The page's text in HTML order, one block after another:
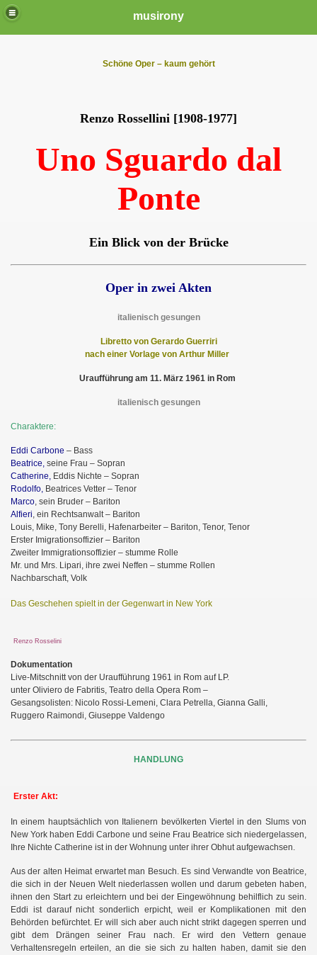
musirony
Schöne Oper – kaum gehört
Renzo Rossellini [1908-1977]
Uno Sguardo dal
Ponte
Ein Blick von der Brücke
Oper in zwei Akten
italienisch gesungen
Libretto von Gerardo Guerriri
nach einer Vorlage von Arthur Miller
Uraufführung am 11. März 1961 in Rom
italienisch gesungen
Charaktere:
Eddi Carbone – Bass
Beatrice, seine Frau – Sopran
Catherine, Eddis Nichte – Sopran
Rodolfo, Beatrices Vetter – Tenor
Marco, sein Bruder – Bariton
Alfieri, ein Rechtsanwalt – Bariton
Louis, Mike, Tony Berelli, Hafenarbeiter – Bariton, Tenor, Tenor
Erster Imigrationsoffizier – Bariton
Zweiter Immigrationsoffizier – stumme Rolle
Mr. und Mrs. Lipari, ihre zwei Neffen – stumme Rollen
Nachbarschaft, Volk
Das Geschehen spielt in der Gegenwart in New York
Renzo Rosselini
Dokumentation
Live-Mitschnitt von der Uraufführung 1961 in Rom auf LP.
unter Oliviero de Fabritis, Teatro della Opera Rom –
Gesangsolisten: Nicolo Rossi-Lemeni, Clara Petrella, Gianna Galli,
Ruggero Raimondi, Giuseppe Valdengo
HANDLUNG
Erster Akt:
In einem hauptsächlich von Italienern bevölkerten Viertel in den Slums von
New York haben Eddi Carbone und seine Frau Beatrice sich niedergelassen,
Ihre Nichte Catherine ist in der Wohnung unter ihrer Obhut aufgewachsen.
Aus der alten Heimat erwartet man Besuch. Es sind Verwandte von Beatrice,
die sich in der Neuen Welt niederlassen wollen und darum gebeten haben,
ihnen den Start zu erleichtern und bei der Eingewöhnung behilflich zu sein.
Eddi ist darauf nicht sonderlich erpicht, weil er Komplikationen mit den
Behörden befürchtet. Er will sich aber auch nicht strikt dagegen sperren und
gibt dem Drängen seiner Frau nach. Er wird den Vettern genaue
Verhaltensregeln erteilen, an die sie sich zu halten haben, damit sie den